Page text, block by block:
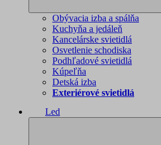
Obývacia izba a spálňa
Kuchyňa a jedáleň
Kancelárske svietidlá
Osvetlenie schodiska
Podhľadové svietidlá
Kúpeľňa
Detská izba
Exteriérové svietidlá
Led